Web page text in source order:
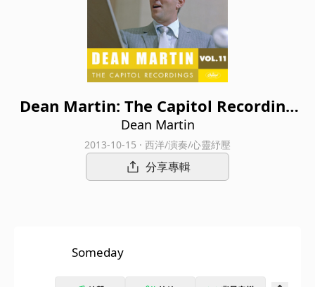
Dean Martin: The Capitol Recording
s, Vol. 11 (1960-1961)
Dean Martin
2013-10-15 · 西洋/演奏/心靈紓壓
分享專輯
Someday